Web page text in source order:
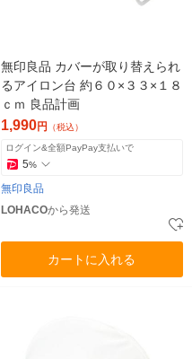
無印良品 カバーが取り替えられ
るアイロン台 約６０×３３×１８
ｃｍ 良品計画
1,990円 （税込）
ログイン&全額PayPay支払いで
5%
無印良品
LOHACOから発送
カートに入れる